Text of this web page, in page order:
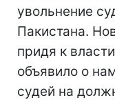
увольнение
Пакистана.
придя к
объявило о
судей на